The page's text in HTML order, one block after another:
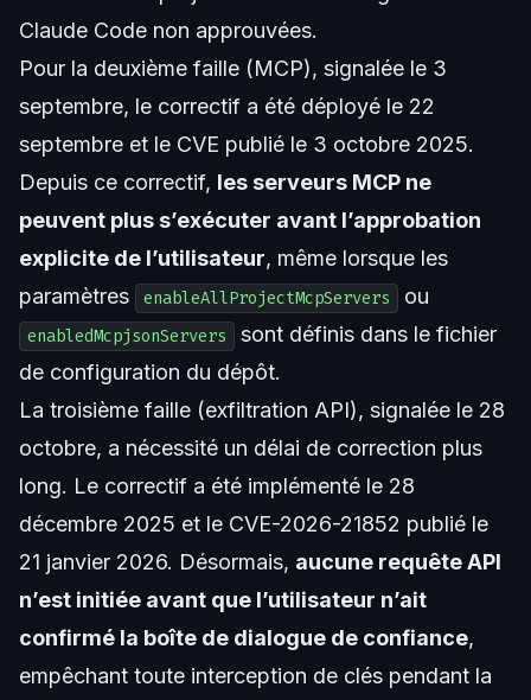
Claude Code non approuvées.
Pour la deuxième faille (MCP), signalée le 3
septembre, le correctif a été déployé le 22
septembre et le CVE publié le 3 octobre 2025.
Depuis ce correctif, les serveurs MCP ne
peuvent plus s’exécuter avant l’approbation
explicite de l’utilisateur, même lorsque les
paramètres
enableAllProjectMcpServers ou
enabledMcpjsonServers
sont définis dans le fichier
de configuration du dépôt.
La troisième faille (exfiltration API), signalée le 28
octobre, a nécessité un délai de correction plus
long. Le correctif a été implémenté le 28
décembre 2025 et le CVE-2026-21852 publié le
21 janvier 2026. Désormais, aucune requête API
n’est initiée avant que l’utilisateur n’ait
confirmé la boîte de dialogue de confiance,
empêchant toute interception de clés pendant la